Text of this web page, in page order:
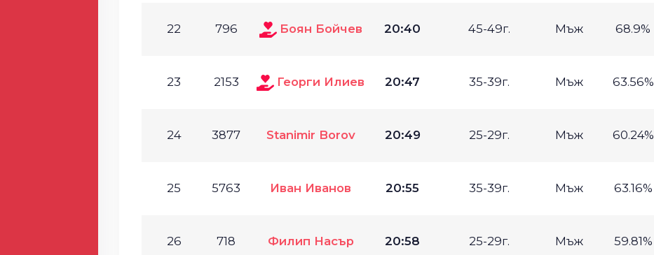
22 796 Боян Бойчев 20:40 45-49г. Мъж 68.9%
23 2153 Георги Илиев 20:47 35-39г. Мъж 63.56%
24 3877 Stanimir Borov 20:49 25-29г. Мъж 60.24%
25 5763 Иван Иванов 20:55 35-39г. Мъж 63.16%
26 718 Филип Насър 20:58 25-29г. Мъж 59.81%